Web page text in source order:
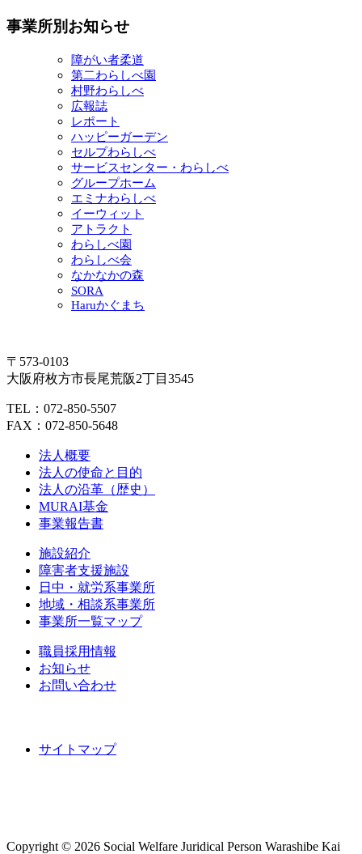
事業所別お知らせ
障がい者柔道
第二わらしべ園
村野わらしべ
広報誌
レポート
ハッピーガーデン
セルプわらしべ
サービスセンター・わらしべ
グループホーム
エミナわらしべ
イーウィット
アトラクト
わらしべ園
わらしべ会
なかなかの森
SORA
Haruかぐまち
〒573-0103
大阪府枚方市長尾荒阪2丁目3545
TEL：072-850-5507
FAX：072-850-5648
法人概要
法人の使命と目的
法人の沿革（歴史）
MURAI基金
事業報告書
施設紹介
障害者支援施設
日中・就労系事業所
地域・相談系事業所
事業所一覧マップ
職員採用情報
お知らせ
お問い合わせ
サイトマップ
Copyright © 2026 Social Welfare Juridical Person Warashibe Kai